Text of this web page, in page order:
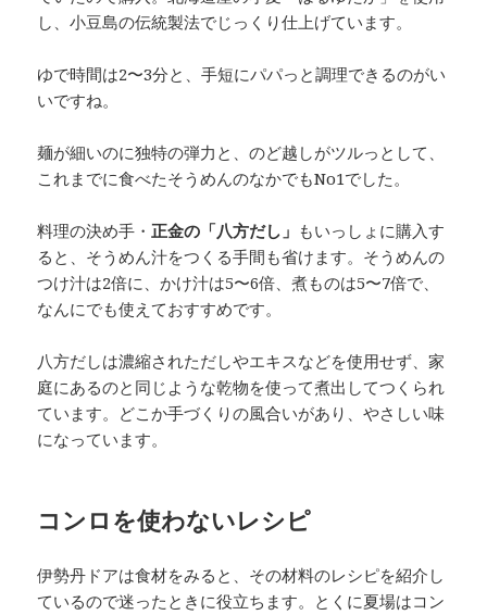
し、小豆島の伝統製法でじっくり仕上げています。
ゆで時間は2〜3分と、手短にパパっと調理できるのがい
いですね。
麺が細いのに独特の弾力と、のど越しがツルっとして、
これまでに食べたそうめんのなかでもNo1でした。
料理の決め手・正金の「八方だし」 もいっしょに購入す
ると、そうめん汁をつくる手間も省けます。そうめんの
つけ汁は2倍に、かけ汁は5〜6倍、煮ものは5〜7倍で、
なんにでも使えておすすめです。
八方だしは濃縮されただしやエキスなどを使用せず、家
庭にあるのと同じような乾物を使って煮出してつくられ
ています。どこか手づくりの風合いがあり、やさしい味
になっています。
コンロを使わないレシピ
伊勢丹ドアは食材をみると、その材料のレシピを紹介し
ているので迷ったときに役立ちます。とくに夏場はコン